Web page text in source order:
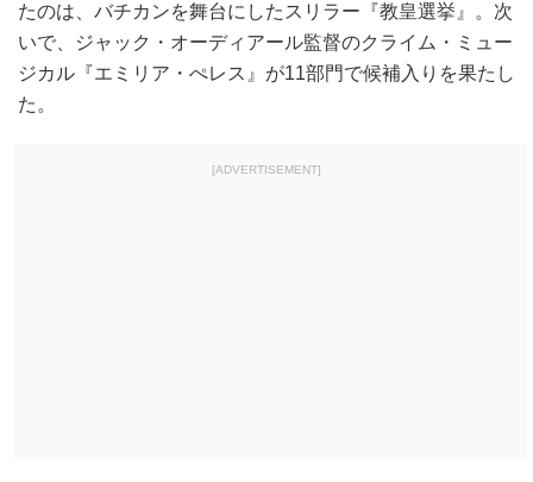
たのは、バチカンを舞台にしたスリラー『教皇選挙』。次
いで、ジャック・オーディアール監督のクライム・ミュー
ジカル『エミリア・ぺレス』が11部門で候補入りを果たし
た。
[ADVERTISEMENT]